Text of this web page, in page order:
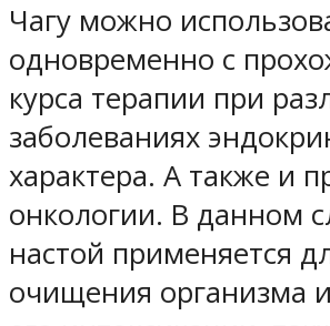
Чагу можно
одновременно с
курса терапии при
заболеваниях
характера. А также и
онкологии. В данном
настой применяется
очищения организма